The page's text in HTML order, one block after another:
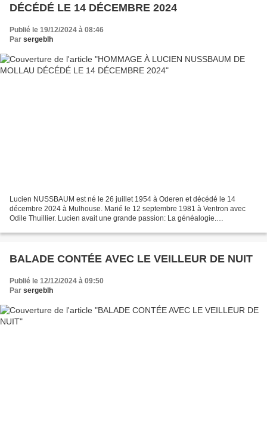
DÉCÉDÉ LE 14 DÉCEMBRE 2024
Publié le 19/12/2024 à 08:46
Par sergeblh
Lucien NUSSBAUM est né le 26 juillet 1954 à Oderen et décédé le 14
décembre 2024 à Mulhouse. Marié le 12 septembre 1981 à Ventron avec
Odile Thuillier. Lucien avait une grande passion: La généalogie.
BALADE CONTÉE AVEC LE VEILLEUR DE NUIT
Publié le 12/12/2024 à 09:50
Par sergeblh